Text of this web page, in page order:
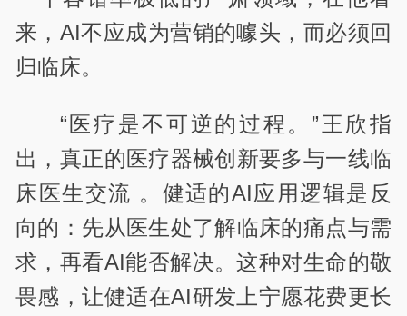
来，AI不应成为营销的噱头，而必须回
归临床。
“医疗是不可逆的过程。”王欣指
出，真正的医疗器械创新要多与一线临
床医生交流 。健适的AI应用逻辑是反
向的：先从医生处了解临床的痛点与需
求，再看AI能否解决。这种对生命的敬
畏感，让健适在AI研发上宁愿花费更长